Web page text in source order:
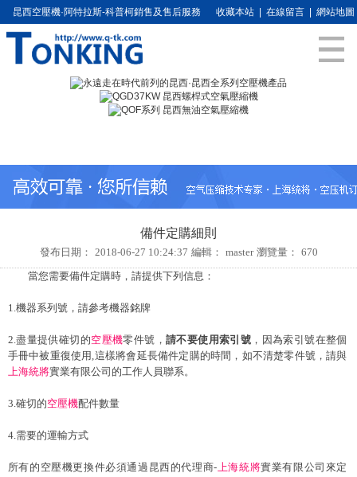
昆西空壓機·阿特拉斯-科普柯銷售及售后服務 收藏本站 在線留言 網站地圖
備件定購細則
發布日期： 2018-06-27 10:24:37 編輯： master 瀏覽量： 670
當您需要備件定購時，請提供下列信息：
1.機器系列號，請參考機器銘牌
2.盡量提供確切的空壓機零件號， 請不要使用索引號 ，因為索引號在整個
手冊中被重復使用,這樣將會延長備件定購的時間，如不清楚零件號，請與
上海統將實業有限公司的工作人員聯系。
3.確切的空壓機配件數量
4.需要的運輸方式
所有的空壓機更換件必須通過昆西的代理商-上海統將實業有限公司來定